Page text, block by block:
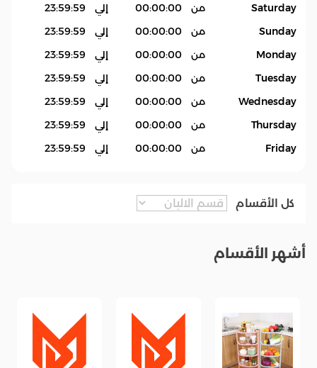
Saturday من 00:00:00 إلي
23:59:59
Sunday
من 00:00:00 إلي
23:59:59
Monday
من 00:00:00 إلي
23:59:59
Tuesday
من 00:00:00 إلي
23:59:59
Wednesday
من 00:00:00 إلي
23:59:59
Thursday
من 00:00:00 إلي
23:59:59
Friday
من 00:00:00 إلي 23:59:59
كل الأقسام
أشهر الأقسام